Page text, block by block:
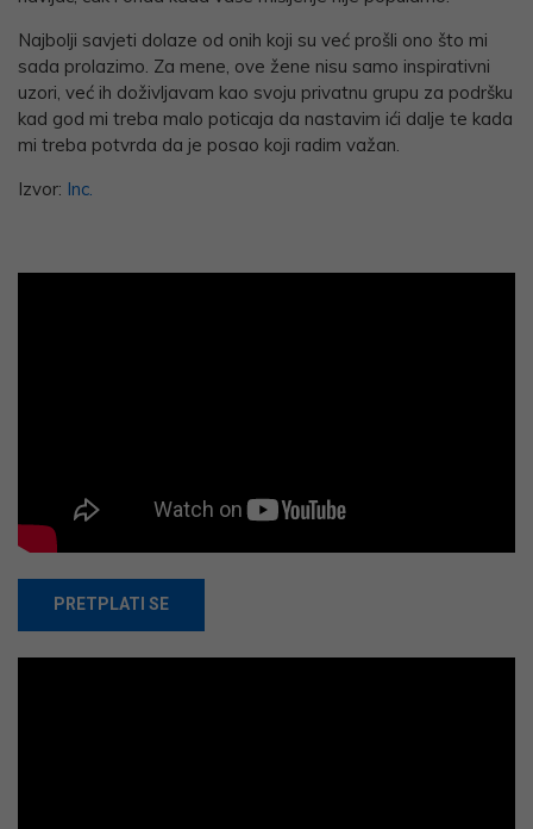
Najbolji savjeti dolaze od onih koji su već prošli ono što mi
sada prolazimo. Za mene, ove žene nisu samo inspirativni
uzori, već ih doživljavam kao svoju privatnu grupu za podršku
kad god mi treba malo poticaja da nastavim ići dalje te kada
mi treba potvrda da je posao koji radim važan.
Izvor: Inc.
PRETPLATI SE